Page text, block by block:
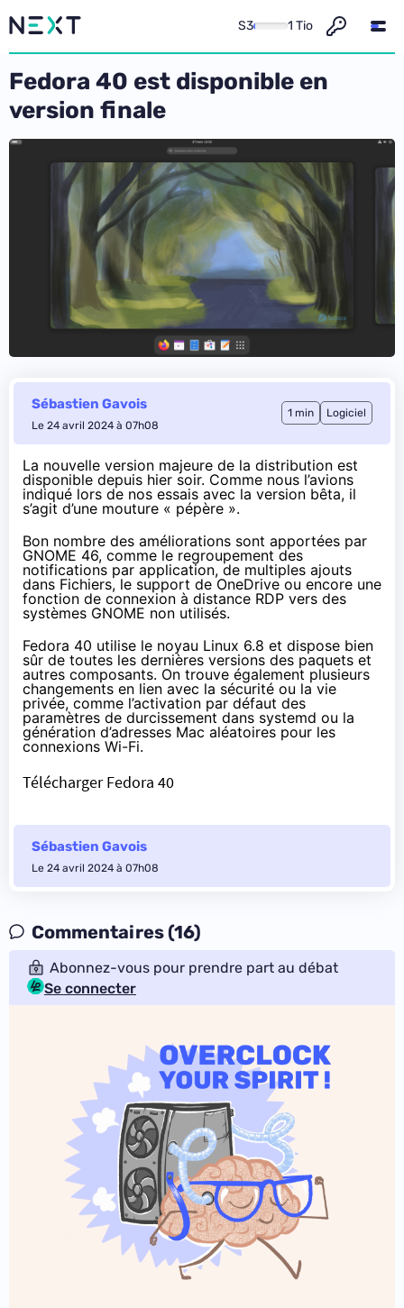
S3 1 Tio
Fedora 40 est disponible en
version finale
Sébastien Gavois
Le 24 avril 2024 à 07h08
1 min Logiciel
La nouvelle version majeure de la distribution est
disponible depuis hier soir. Comme nous l’avions
indiqué lors de nos essais avec la version bêta, il
s’agit d’une mouture « pépère ».
Bon nombre des améliorations sont apportées par
GNOME 46, comme le regroupement des
notifications par application, de multiples ajouts
dans Fichiers, le support de OneDrive ou encore une
fonction de connexion à distance RDP vers des
systèmes GNOME non utilisés.
Fedora 40 utilise le noyau Linux 6.8 et dispose bien
sûr de toutes les dernières versions des paquets et
autres composants. On trouve également plusieurs
changements en lien avec la sécurité ou la vie
privée, comme l’activation par défaut des
paramètres de durcissement dans systemd ou la
génération d’adresses Mac aléatoires pour les
connexions Wi-Fi.
Télécharger Fedora 40
Sébastien Gavois
Le 24 avril 2024 à 07h08
Commentaires (16)
Abonnez-vous pour prendre part au débat
Se connecter